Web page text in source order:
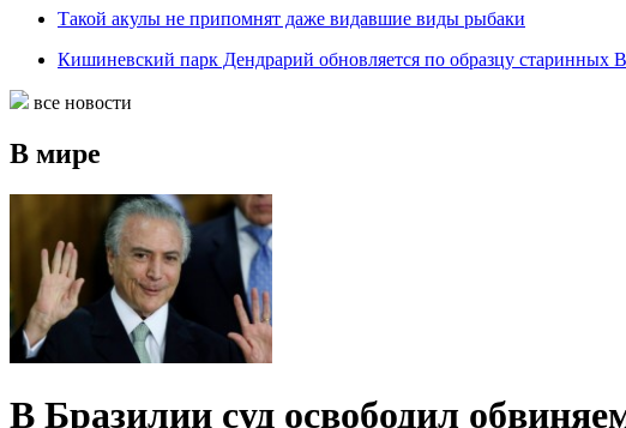
Такой акулы не припомнят даже видавшие виды рыбаки
Кишиневский парк Дендрарий обновляется по образцу старинных
все новости
В мире
В Бразилии суд освободил